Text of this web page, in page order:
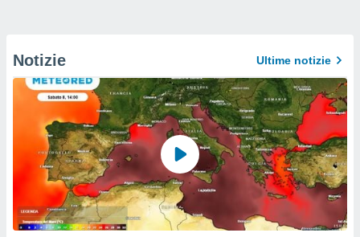
Notizie Ultime notizie